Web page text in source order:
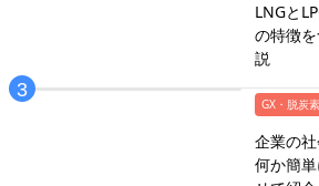
LNGと
の特徴
説
GX・脱炭素
企業の
何か簡